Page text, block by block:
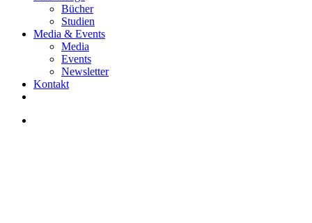
Bücher
Studien
Media & Events
Media
Events
Newsletter
Kontakt